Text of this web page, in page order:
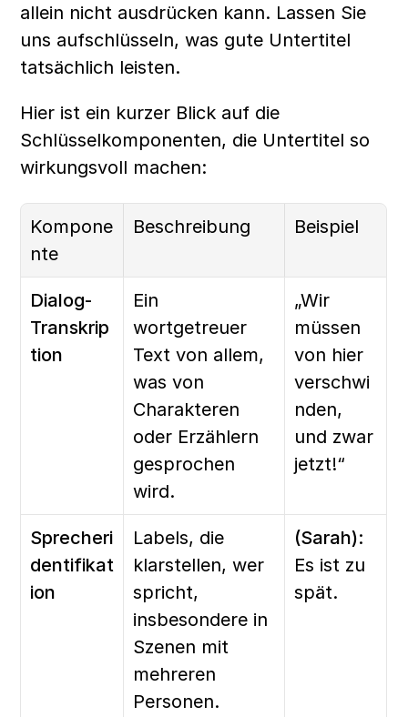
allein nicht ausdrücken kann. Lassen Sie
uns aufschlüsseln, was gute Untertitel
tatsächlich leisten.
Hier ist ein kurzer Blick auf die
Schlüsselkomponenten, die Untertitel so
wirkungsvoll machen:
Kompone
nte
Beschreibung Beispiel
Dialog-
Transkrip
tion
Ein
wortgetreuer
Text von allem,
was von
Charakteren
oder Erzählern
gesprochen
wird.
„Wir
müssen
von hier
verschwi
nden,
und zwar
jetzt!“
Sprecheri
dentifikat
ion
Labels, die
klarstellen, wer
spricht,
insbesondere in
Szenen mit
mehreren
Personen.
(Sarah):
Es ist zu
spät.